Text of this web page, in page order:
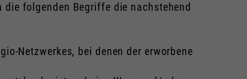
folgenden Begriffe die nachstehend
Netzwerkes, bei denen der erworbene